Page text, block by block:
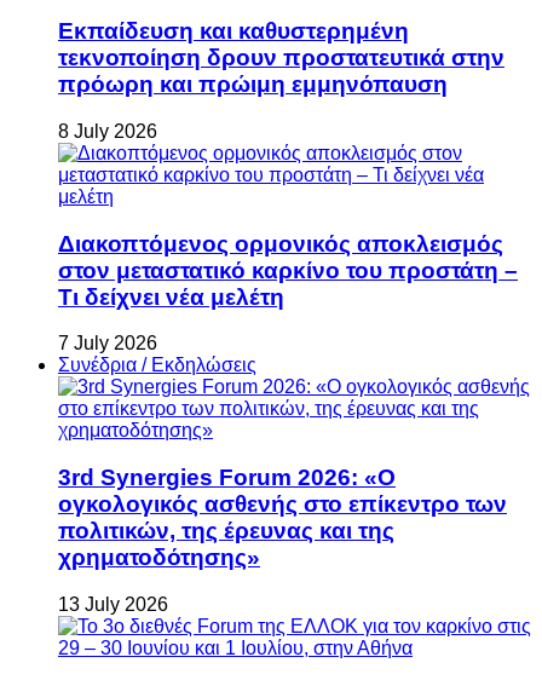
Εκπαίδευση και καθυστερημένη
τεκνοποίηση δρουν προστατευτικά στην
πρόωρη και πρώιμη εμμηνόπαυση
8 July 2026
Διακοπτόμενος ορμονικός αποκλεισμός
στον μεταστατικό καρκίνο του προστάτη –
Τι δείχνει νέα μελέτη
7 July 2026
Συνέδρια / Εκδηλώσεις
3rd Synergies Forum 2026: «Ο
ογκολογικός ασθενής στο επίκεντρο των
πολιτικών, της έρευνας και της
χρηματοδότησης»
13 July 2026